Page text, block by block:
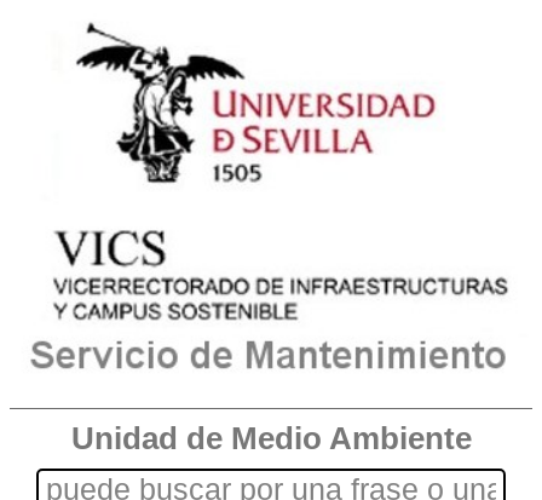
Unidad de Medio Ambiente